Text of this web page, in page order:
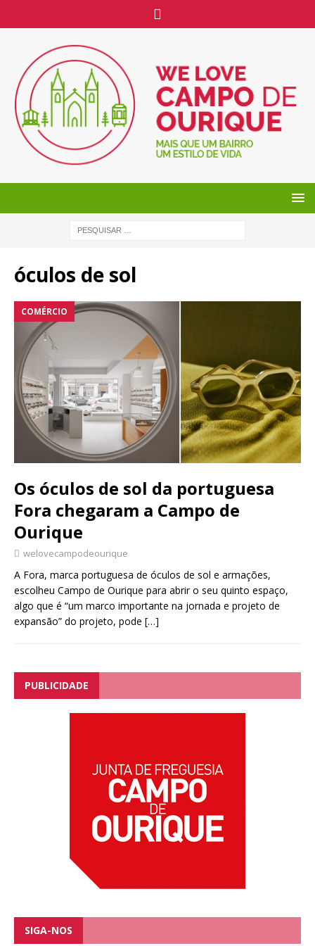
óculos de sol
COMÉRCIO
Os óculos de sol da portuguesa
Fora chegaram a Campo de
Ourique
welovecampodeourique
A Fora, marca portuguesa de óculos de sol e armações,
escolheu Campo de Ourique para abrir o seu quinto espaço,
algo que é “um marco importante na jornada e projeto de
expansão” do projeto, pode […]
PUBLICIDADE
SIGA-NOS